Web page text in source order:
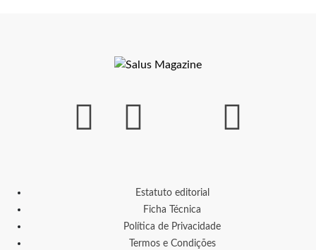
Estatuto editorial
Ficha Técnica
Política de Privacidade
Termos e Condições